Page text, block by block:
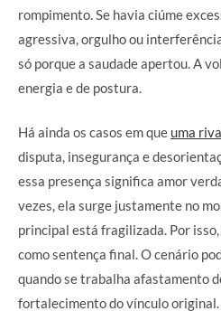
rompimento. Se havia ciúme
agressiva, orgulho ou
só porque a saudade apertou. A
energia e de postura.
Há ainda os casos em que uma
disputa, insegurança e
essa presença significa amor
vezes, ela surge justamente no
principal está fragilizada. Por
como sentença final. O cenário
quando se trabalha afastamento
fortalecimento do vínculo original.